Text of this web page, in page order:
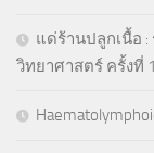
แด่ร้านปลูกเนื้อ :
วิทยาศาสตร์ ครั้งที่